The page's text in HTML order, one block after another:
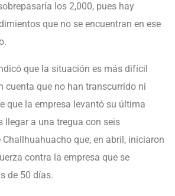
los 2,000, pues hay
que no se encuentran en ese
que la situación es más difícil
cuenta que no han transcurrido ni
que la empresa levantó su última
llegar a una tregua con seis
que, en abril, iniciaron
contra la empresa que se
de 50 días.